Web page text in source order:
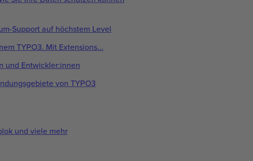
Support auf höchstem Level
TYPO3. Mit Extensions...
und Entwickler:innen
von TYPO3
und viele mehr